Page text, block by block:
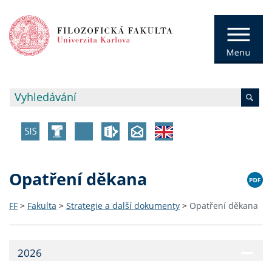
Opatření děkana
FF > Fakulta > Strategie a další dokumenty > Opatření děkana
2026